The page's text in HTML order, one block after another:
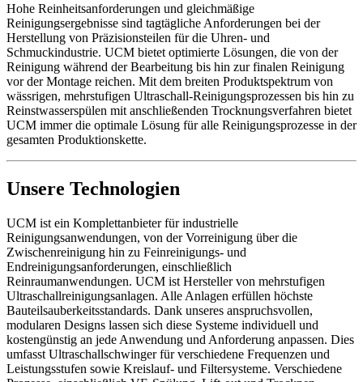
Hohe Reinheitsanforderungen und gleichmäßige
Reinigungsergebnisse sind tagtägliche Anforderungen bei der
Herstellung von Präzisionsteilen für die Uhren- und
Schmuckindustrie. UCM bietet optimierte Lösungen, die von der
Reinigung während der Bearbeitung bis hin zur finalen Reinigung
vor der Montage reichen. Mit dem breiten Produktspektrum von
wässrigen, mehrstufigen Ultraschall-Reinigungsprozessen bis hin zu
Reinstwasserspülen mit anschließenden Trocknungsverfahren bietet
UCM immer die optimale Lösung für alle Reinigungsprozesse in der
gesamten Produktionskette.
Unsere Technologien
UCM ist ein Komplettanbieter für industrielle
Reinigungsanwendungen, von der Vorreinigung über die
Zwischenreinigung hin zu Feinreinigungs- und
Endreinigungsanforderungen, einschließlich
Reinraumanwendungen. UCM ist Hersteller von mehrstufigen
Ultraschallreinigungsanlagen. Alle Anlagen erfüllen höchste
Bauteilsauberkeitsstandards. Dank unseres anspruchsvollen,
modularen Designs lassen sich diese Systeme individuell und
kostengünstig an jede Anwendung und Anforderung anpassen. Dies
umfasst Ultraschallschwinger für verschiedene Frequenzen und
Leistungsstufen sowie Kreislauf- und Filtersysteme. Verschiedene